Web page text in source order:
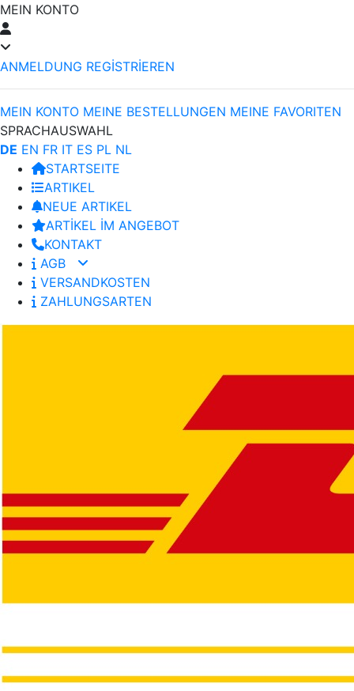
MEIN KONTO
ANMELDUNG REGİSTRİEREN
MEIN KONTO MEINE BESTELLUNGEN MEINE FAVORITEN
SPRACHAUSWAHL
DE EN FR IT ES PL NL
STARTSEITE
ARTIKEL
NEUE ARTIKEL
ARTİKEL İM ANGEBOT
KONTAKT
AGB
VERSANDKOSTEN
ZAHLUNGSARTEN